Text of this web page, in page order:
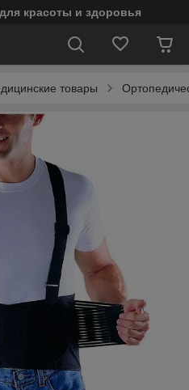
красоты и здоровья
товары